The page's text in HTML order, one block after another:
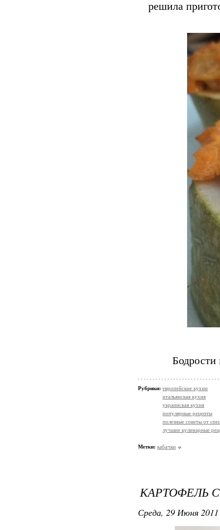
решила
Рубрики: европейские кухни
итальянская кухня
украинская кухня
популярные рецепты
полезные советы от
лучшие кулинарные
Метки: кабачки
КАРТОФЕЛЬ
Среда, 29 Июня